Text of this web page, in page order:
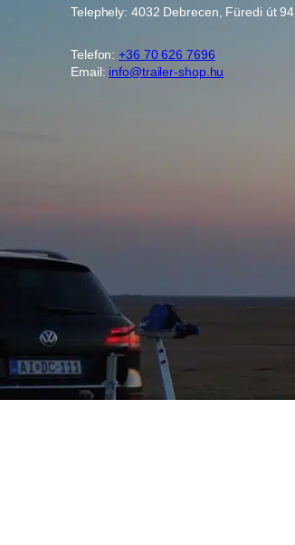
Telephely: 4032 Debrecen, Füredi út 94.
Telefon:+36 70 626 7696
Email: info@trailer-shop.hu